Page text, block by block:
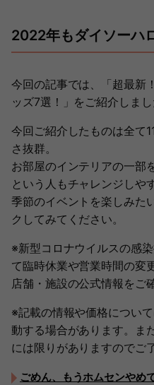
2022年もダイソーハ
今回の記事では、「超最新
ッズ7選！」をご紹介しまし
今回ご紹介したものは全て
さ抜群。
お部屋のインテリアの一部
という人もチャレンジしや
季節のイベントを楽しみた
クしてみてください。
※新型コロナウイルスの感
て臨時休業や営業時間の変
店舗・施設の公式情報をご
※記載の情報や価格につい
動する場合があります。ま
には限りがありますのでご
ごめん、もうホムセンやめ